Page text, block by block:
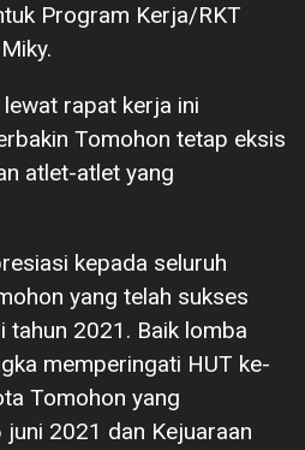
Program Kerja/RKT
rapat kerja ini
Tomohon tetap eksis
atlet-atlet yang
kepada seluruh
yang telah sukses
tahun 2021. Baik lomba
memperingati HUT ke-
Tomohon yang
2021 dan Kejuaraan